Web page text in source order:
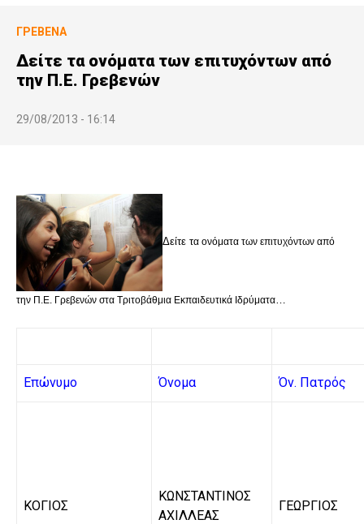
ΓΡΕΒΕΝΆ
Δείτε τα ονόματα των επιτυχόντων από
την Π.Ε. Γρεβενών
29/08/2013 - 16:14
Δείτε τα ονόματα των επιτυχόντων από
την Π.Ε. Γρεβενών στα Τριτοβάθμια Εκπαιδευτικά Ιδρύματα
Επώνυμο Όνομα Όν. Πατρός
ΚΟΓΙΟΣ
ΚΩΝΣΤΑΝΤΙΝΟΣ
ΑΧΙΛΛΕΑΣ
ΓΕΩΡΓΙΟΣ